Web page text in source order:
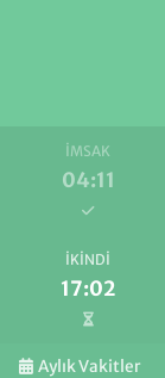
İMSAK
04:11
İKINDI
17:02
Aylık Vakitler